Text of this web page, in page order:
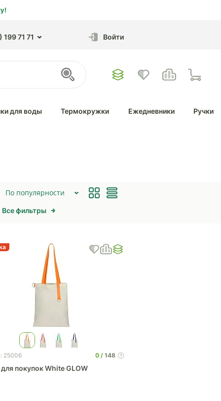
71 71 Войти
для воды Термокружки Ежедневники Ручки
Все фильтры
По популярности
25006 0 148
покупок White GLOW